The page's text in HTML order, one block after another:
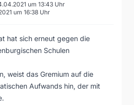
um 13:43 Uhr
um 16:38 Uhr
hat sich erneut gegen die
Schulen
weist das Gremium auf die
Aufwands hin, der mit